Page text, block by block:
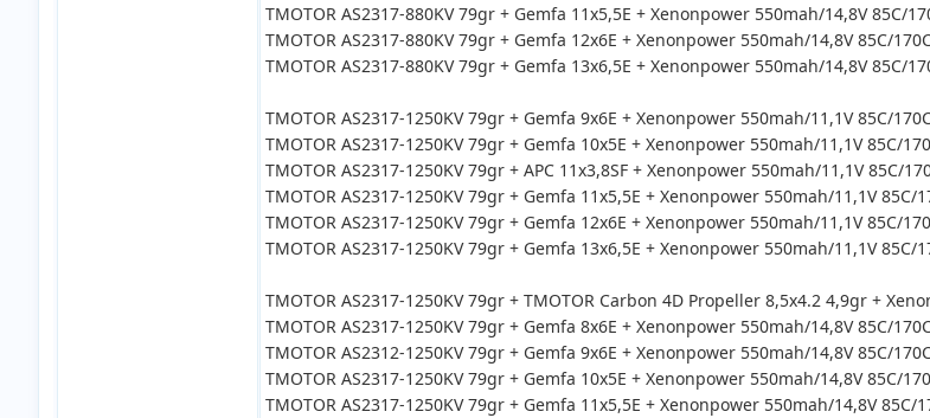
TMOTOR AS2317-880KV 79gr + Gemfa 11x5,5E + Xenonpower 550mah/14,8V 85C/
TMOTOR AS2317-880KV 79gr + Gemfa 12x6E + Xenonpower 550mah/14,8V 85C/
TMOTOR AS2317-880KV 79gr + Gemfa 13x6,5E + Xenonpower 550mah/14,8V 85C/
TMOTOR AS2317-1250KV 79gr + Gemfa 9x6E + Xenonpower 550mah/11,1V 85C/
TMOTOR AS2317-1250KV 79gr + Gemfa 10x5E + Xenonpower 550mah/11,1V 85C/
TMOTOR AS2317-1250KV 79gr + APC 11x3,8SF + Xenonpower 550mah/11,1V 85C/
TMOTOR AS2317-1250KV 79gr + Gemfa 11x5,5E + Xenonpower 550mah/11,1V
TMOTOR AS2317-1250KV 79gr + Gemfa 12x6E + Xenonpower 550mah/11,1V 85C/
TMOTOR AS2317-1250KV 79gr + Gemfa 13x6,5E + Xenonpower 550mah/11,1V
TMOTOR AS2317-1250KV 79gr + TMOTOR Carbon 4D Propeller 8,5x4.2 4,9gr +
TMOTOR AS2317-1250KV 79gr + Gemfa 8x6E + Xenonpower 550mah/14,8V 85C/
TMOTOR AS2312-1250KV 79gr + Gemfa 9x6E + Xenonpower 550mah/14,8V 85C/
TMOTOR AS2317-1250KV 79gr + Gemfa 10x5E + Xenonpower 550mah/14,8V 85C/
TMOTOR AS2317-1250KV 79gr + Gemfa 11x5,5E + Xenonpower 550mah/14,8V 85C/